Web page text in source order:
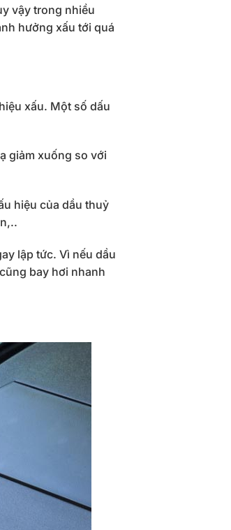
vậy trong nhiều
hưởng xấu tới quá
xấu. Một số dấu
giảm xuống so với
hiệu của dầu thuỷ
lập tức. Vì nếu dầu
bay hơi nhanh